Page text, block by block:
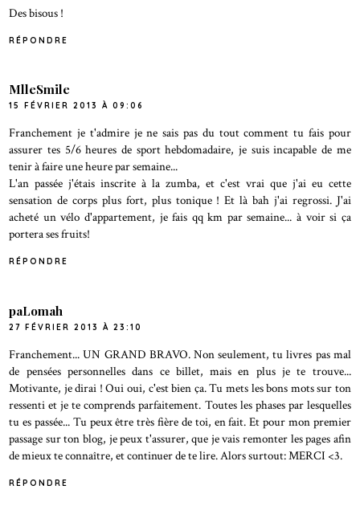
Des bisous !
RÉPONDRE
MlleSmile
15 FÉVRIER 2013 À 09:06
Franchement je t'admire je ne sais pas du tout comment tu fais pour
assurer tes 5/6 heures de sport hebdomadaire, je suis incapable de me
tenir à faire une heure par semaine...
L'an passée j'étais inscrite à la zumba, et c'est vrai que j'ai eu cette
sensation de corps plus fort, plus tonique ! Et là bah j'ai regrossi. J'ai
acheté un vélo d'appartement, je fais qq km par semaine... à voir si ça
portera ses fruits!
RÉPONDRE
paLomah
27 FÉVRIER 2013 À 23:10
Franchement... UN GRAND BRAVO. Non seulement, tu livres pas mal
de pensées personnelles dans ce billet, mais en plus je te trouve...
Motivante, je dirai ! Oui oui, c'est bien ça. Tu mets les bons mots sur ton
ressenti et je te comprends parfaitement. Toutes les phases par lesquelles
tu es passée... Tu peux être très fière de toi, en fait. Et pour mon premier
passage sur ton blog, je peux t'assurer, que je vais remonter les pages afin
de mieux te connaître, et continuer de te lire. Alors surtout: MERCI <3.
RÉPONDRE